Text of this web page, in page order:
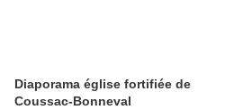
Diaporama église fortifiée de
Coussac-Bonneval